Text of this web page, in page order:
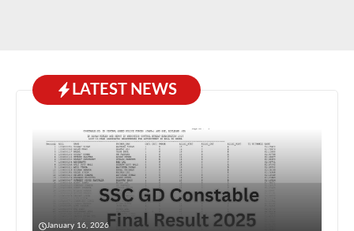
LATEST NEWS
January 16, 2026